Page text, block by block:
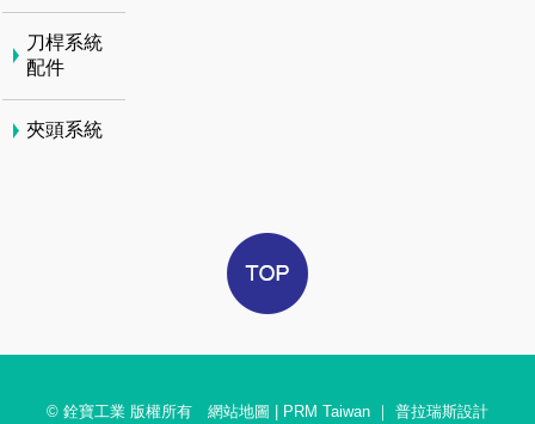
刀桿系統
配件
夾頭系統
© 銓寶工業 版權所有 網站地圖 PRM Taiwan ｜ 普拉瑞斯設計